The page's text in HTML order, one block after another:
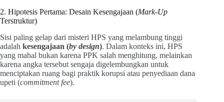
2. Hipotesis Pertama: Desain Kesengajaan (Mark-Up
Terstruktur)
Sisi paling gelap dari misteri HPS yang melambung tinggi
adalah kesengajaan (by design). Dalam konteks ini, HPS
yang mahal bukan karena PPK salah menghitung, melainkan
karena angka tersebut sengaja digelembungkan untuk
menciptakan ruang bagi praktik korupsi atau penyediaan dana
upeti (commitment fee).